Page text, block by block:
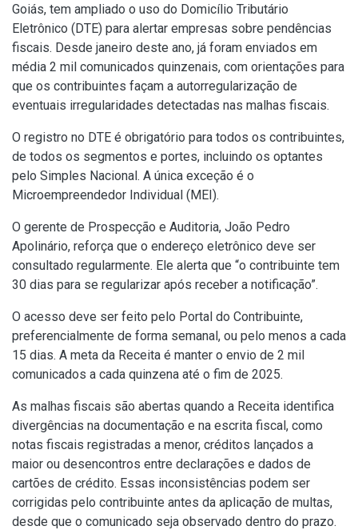
Goiás, tem ampliado o uso do Domicílio Tributário
Eletrônico (DTE) para alertar empresas sobre pendências
fiscais. Desde janeiro deste ano, já foram enviados em
média 2 mil comunicados quinzenais, com orientações para
que os contribuintes façam a autorregularização de
eventuais irregularidades detectadas nas malhas fiscais.
O registro no DTE é obrigatório para todos os contribuintes,
de todos os segmentos e portes, incluindo os optantes
pelo Simples Nacional. A única exceção é o
Microempreendedor Individual (MEI).
O gerente de Prospecção e Auditoria, João Pedro
Apolinário, reforça que o endereço eletrônico deve ser
consultado regularmente. Ele alerta que “o contribuinte tem
30 dias para se regularizar após receber a notificação”.
O acesso deve ser feito pelo Portal do Contribuinte,
preferencialmente de forma semanal, ou pelo menos a cada
15 dias. A meta da Receita é manter o envio de 2 mil
comunicados a cada quinzena até o fim de 2025.
As malhas fiscais são abertas quando a Receita identifica
divergências na documentação e na escrita fiscal, como
notas fiscais registradas a menor, créditos lançados a
maior ou desencontros entre declarações e dados de
cartões de crédito. Essas inconsistências podem ser
corrigidas pelo contribuinte antes da aplicação de multas,
desde que o comunicado seja observado dentro do prazo.